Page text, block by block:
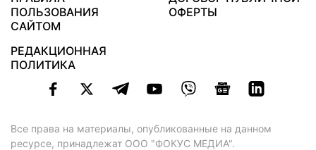
ПОЛЬЗОВАНИЯ
САЙТОМ
ОФЕРТЫ
РЕДАКЦИОННАЯ
ПОЛИТИКА
Все права на материалы, опубликованные на данном
ресурсе, принадлежат ООО "ФОКУС МЕДИА".